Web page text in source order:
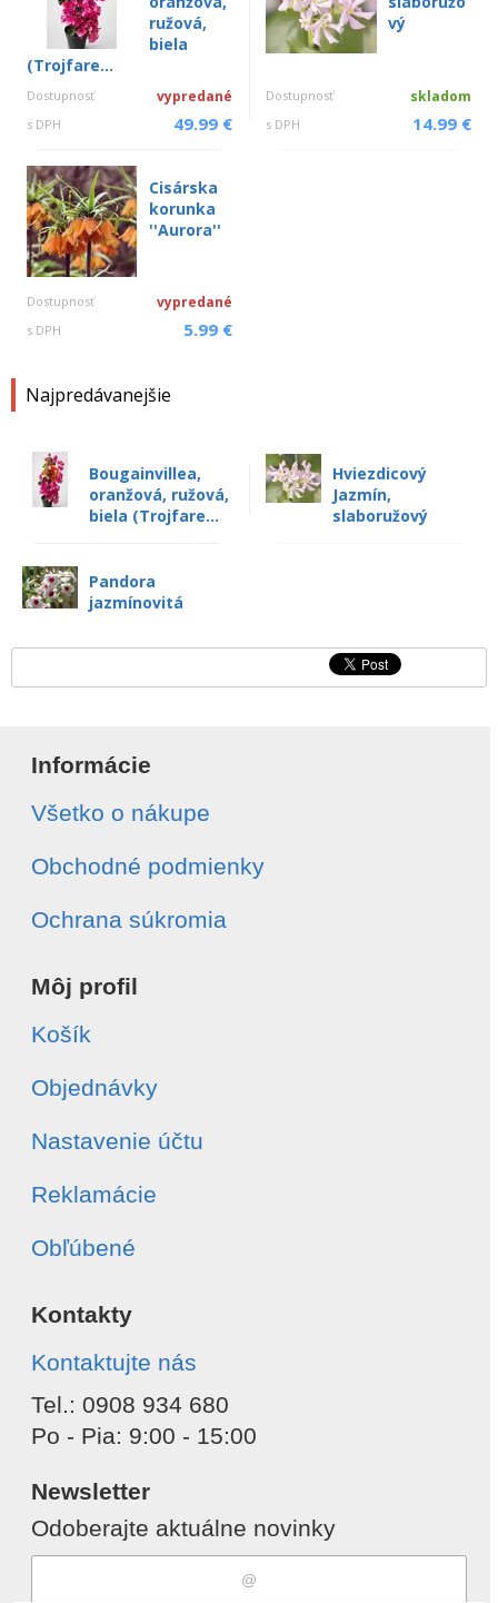
ružová,
biela
(Trojfare...
Dostupnosť vypredané
s DPH 49.99 €
vý
Dostupnosť skladom
s DPH 14.99 €
Cisárska
korunka
''Aurora''
Dostupnosť vypredané
s DPH 5.99 €
Najpredávanejšie
Bougainvillea,
oranžová, ružová,
biela (Trojfare...
Hviezdicový
Jazmín,
slaboružový
Pandora
jazmínovitá
Informácie
Všetko o nákupe
Obchodné podmienky
Ochrana súkromia
Môj profil
Košík
Objednávky
Nastavenie účtu
Reklamácie
Obľúbené
Kontakty
Kontaktujte nás
Tel.: 0908 934 680
Po - Pia: 9:00 - 15:00
Newsletter
Odoberajte aktuálne novinky